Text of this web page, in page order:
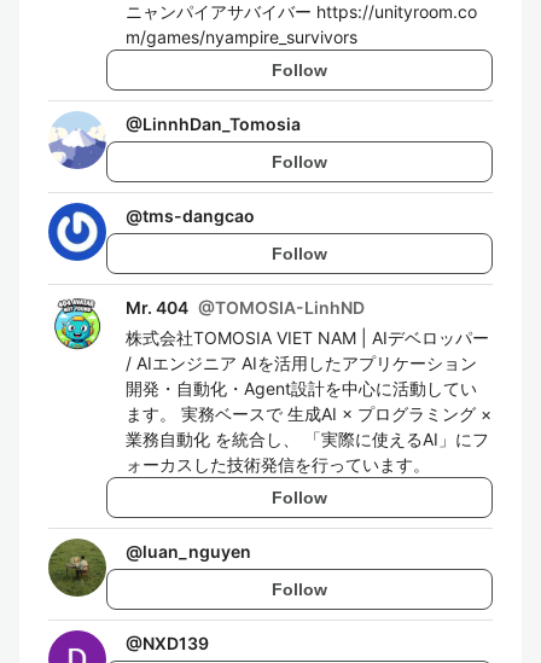
ニャンパイアサバイバー https://unityroom.co
m/games/nyampire_survivors
Follow
@LinnhDan_Tomosia
Follow
@tms-dangcao
Follow
Mr. 404 @TOMOSIA-LinhND
株式会社TOMOSIA VIET NAM | AIデベロッパー
/ AIエンジニア AIを活用したアプリケーション
開発・自動化・Agent設計を中心に活動してい
ます。 実務ベースで 生成AI × プログラミング ×
業務自動化 を統合し、 「実際に使えるAI」にフ
ォーカスした技術発信を行っています。
Follow
@luan_nguyen
Follow
@NXD139